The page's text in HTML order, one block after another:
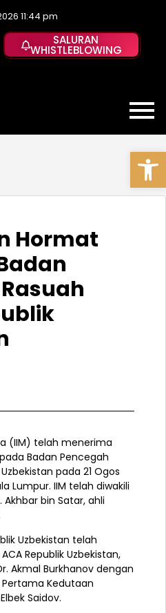
11:44 pm
SALURAN
WHISTLEBLOWING
Hormat
(IIM) telah menerima
Badan Pencegah
pada 21 Ogos
Lumpur. IIM telah diwakili
Akhbar bin Satar, ahli
Uzbekistan telah
Republik Uzbekistan,
Akmal Burkhanov dengan
Kedutaan
Saidov.